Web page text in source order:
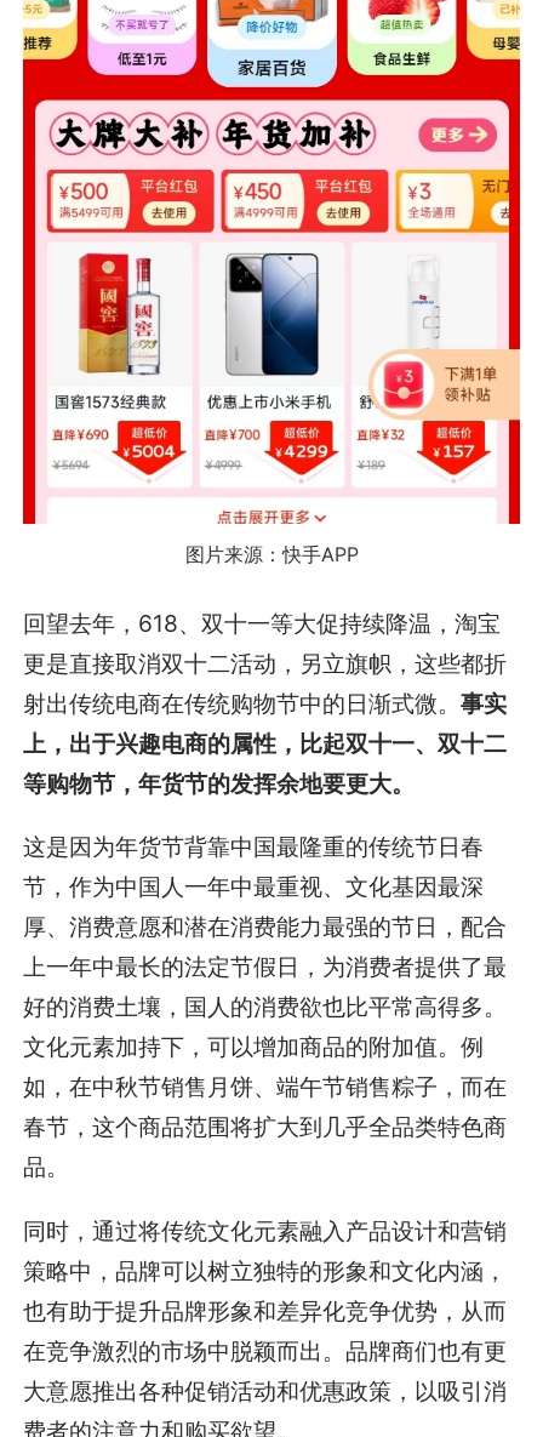
图片来源：快手APP
回望去年，618、双十一等大促持续降温，淘宝
更是直接取消双十二活动，另立旗帜，这些都折
射出传统电商在传统购物节中的日渐式微。事实
上，出于兴趣电商的属性，比起双十一、双十二
等购物节，年货节的发挥余地要更大。
这是因为年货节背靠中国最隆重的传统节日春
节，作为中国人一年中最重视、文化基因最深
厚、消费意愿和潜在消费能力最强的节日，配合
上一年中最长的法定节假日，为消费者提供了最
好的消费土壤，国人的消费欲也比平常高得多。
文化元素加持下，可以增加商品的附加值。例
如，在中秋节销售月饼、端午节销售粽子，而在
春节，这个商品范围将扩大到几乎全品类特色商
品。
同时，通过将传统文化元素融入产品设计和营销
策略中，品牌可以树立独特的形象和文化内涵，
也有助于提升品牌形象和差异化竞争优势，从而
在竞争激烈的市场中脱颖而出。品牌商们也有更
大意愿推出各种促销活动和优惠政策，以吸引消
费者的注意力和购买欲望。